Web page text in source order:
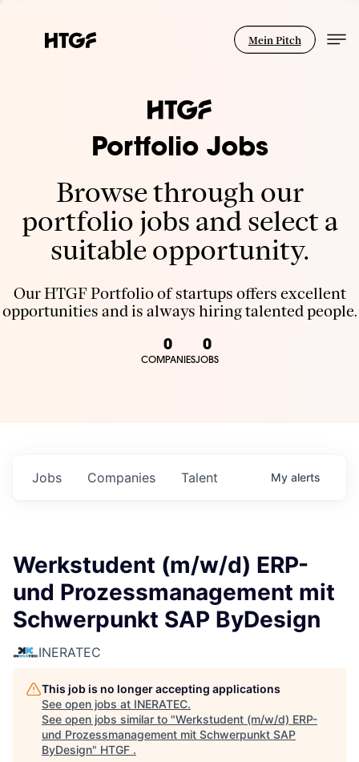
Mein Pitch
Portfolio Jobs
Browse through our
portfolio jobs and select a
suitable opportunity.
Our HTGF Portfolio of startups offers excellent
opportunities and is always hiring talented people.
0
COMPANIES
0
JOBS
Jobs Companies Talent My alerts
Werkstudent (m/w/d) ERP-
und Prozessmanagement mit
Schwerpunkt SAP ByDesign
INERATEC
This job is no longer accepting applications
See open jobs at INERATEC.
See open jobs similar to "Werkstudent (m/w/d) ERP-
und Prozessmanagement mit Schwerpunkt SAP
ByDesign" HTGF .